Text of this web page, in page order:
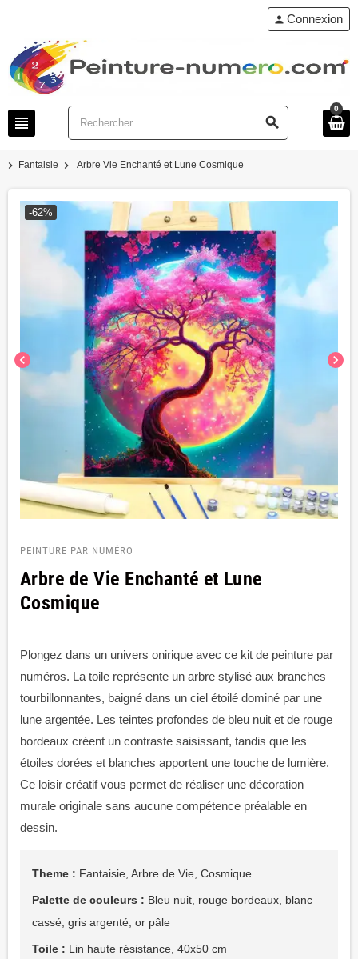
view_headline search
0
person Connexion
chevron_right Fantaisie chevron_right Arbre Vie Enchanté et Lune Cosmique
chevron_left chevron_right
-62%
PEINTURE PAR NUMÉRO
Arbre de Vie Enchanté et Lune
Cosmique
Plongez dans un univers onirique avec ce kit de peinture par
numéros. La toile représente un arbre stylisé aux branches
tourbillonnantes, baigné dans un ciel étoilé dominé par une
lune argentée. Les teintes profondes de bleu nuit et de rouge
bordeaux créent un contraste saisissant, tandis que les
étoiles dorées et blanches apportent une touche de lumière.
Ce loisir créatif vous permet de réaliser une décoration
murale originale sans aucune compétence préalable en
dessin.
Theme : Fantaisie, Arbre de Vie, Cosmique
Palette de couleurs : Bleu nuit, rouge bordeaux, blanc
cassé, gris argenté, or pâle
Toile : Lin haute résistance, 40x50 cm